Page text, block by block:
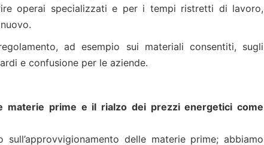
operai specializzati e per i tempi ristretti di lavoro,
ad esempio sui materiali consentiti, sugli
e confusione per le aziende.
materie prime e il rialzo dei prezzi energetici come
delle materie prime; abbiamo